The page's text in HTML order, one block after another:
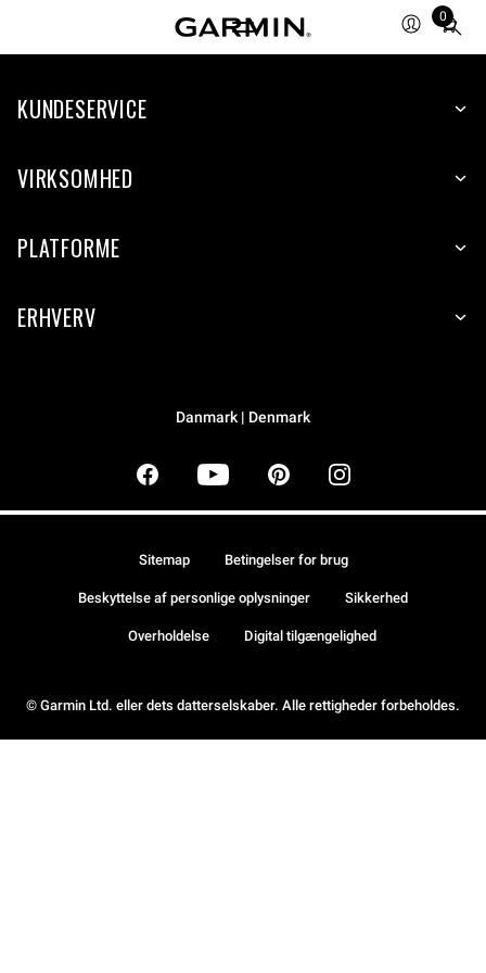
0
Total
items
cart:
KUNDESERVICE
VIRKSOMHED
PLATFORME
ERHVERV
Danmark | Denmark
© Garmin Ltd. eller dets datterselskaber. Alle rettigheder forbeholdes.
Sitemap Betingelser for brug
Beskyttelse af personlige oplysninger Sikkerhed
Overholdelse Digital tilgængelighed